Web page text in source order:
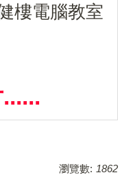
樓電腦教室
瀏覽數: 1862